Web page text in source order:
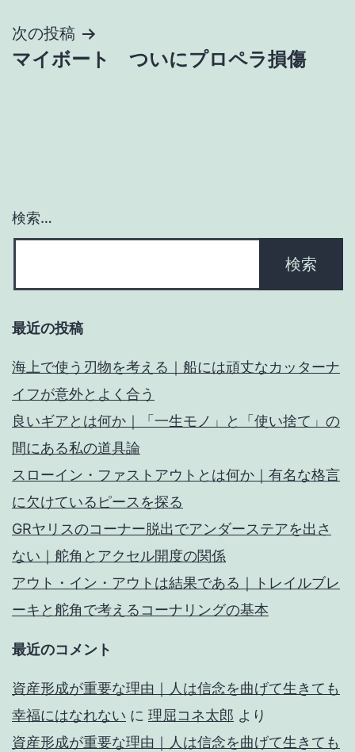
ビ
ン
次の投稿
マイボート ついにプロペラ損傷
検索…
最近の投稿
海上で使う刃物を考える｜船には頑丈なカッターナ
イフが意外とよく合う
良いギアとは何か｜「一生モノ」と「使い捨て」の
間にある私の道具論
スローイン・ファストアウトとは何か｜有名な格言
に欠けているピースを探る
GRヤリスのコーナー脱出でアンダーステアを出さ
ない｜舵角とアクセル開度の関係
アウト・イン・アウトは結果である｜トレイルブレ
ーキと舵角で考えるコーナリングの基本
最近のコメント
資産形成が重要な理由｜人は信念を曲げて生きても
幸福にはなれない に 理屈コネ太郎 より
資産形成が重要な理由｜人は信念を曲げて生きても